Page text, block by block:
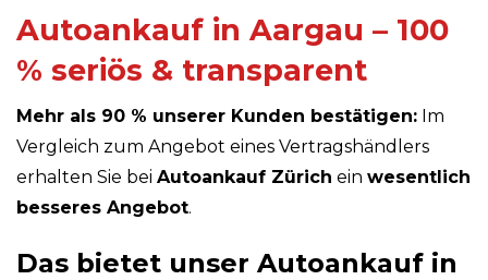
Autoankauf in Aargau – 100
% seriös & transparent
Mehr als 90 % unserer Kunden bestätigen: Im
Vergleich zum Angebot eines Vertragshändlers
erhalten Sie bei Autoankauf Zürich ein wesentlich
besseres Angebot.
Das bietet unser Autoankauf in